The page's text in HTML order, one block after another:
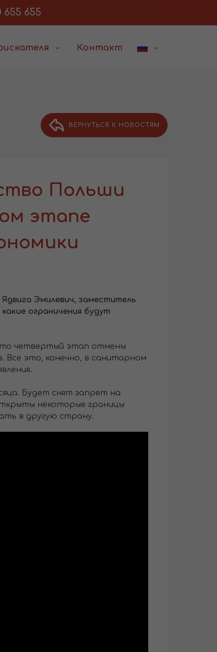
655 655
Контакт
ВЕРНУТЬСЯ К НОВОСТЯМ
Польши
этапе
Эмилевич, заместитель
ограничения будут
что четвертый этап отмены
Все это, конечно, в санитарном
Будет снят запрет на
некоторые границы
в другую страну.